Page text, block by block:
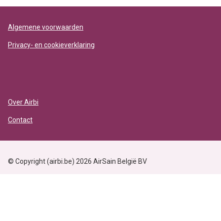
Algemene voorwaarden
Privacy- en cookieverklaring
Over Airbi
Contact
© Copyright (airbi.be) 2026 AirSain België BV